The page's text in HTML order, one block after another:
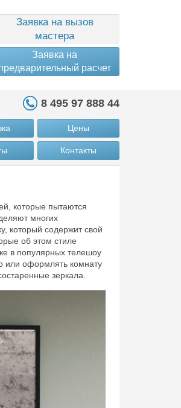
Заявка на вызов
мастера
Заявка на
расчет
8 495 97 888 44
Цены
Контакты
которые пытаются
многих
который содержит свой
об этом стиле
в популярных телешоу
или оформлять комнату
зеркала.